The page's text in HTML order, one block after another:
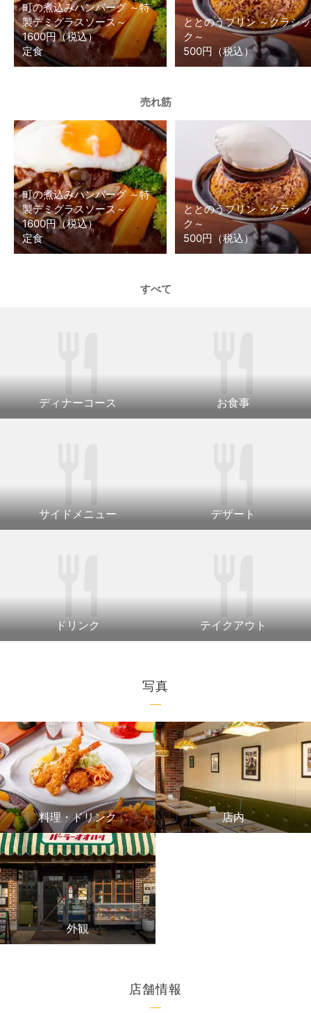
町の煮込みハンバーグ ～特
製デミグラスソース～
1600円（税込）
定食
ととのうプリン ～クラシッ
ク～
500円（税込）
売れ筋
町の煮込みハンバーグ ～特
製デミグラスソース～
1600円（税込）
定食
ととのうプリン ～クラシッ
ク～
500円（税込）
すべて
ディナーコース お食事
サイドメニュー デザート
ドリンク テイクアウト
写真
料理・ドリンク 店内
外観
店舗情報